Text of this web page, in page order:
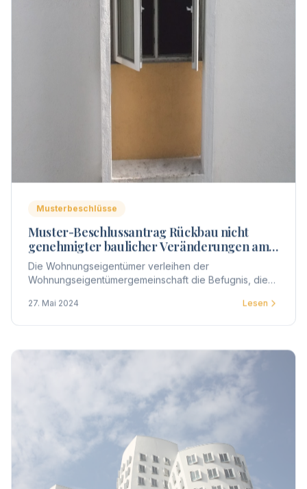
Musterbeschlüsse
Muster-Beschlussantrag Rückbau nicht
genehmigter baulicher Veränderungen am
Gemeinschaftseigentum
Die Wohnungseigentümer verleihen der
Wohnungseigentümergemeinschaft die Befugnis, die
Beseitigung der baulichen Veränderungen geltend zu
27. Mai 2024 Lesen